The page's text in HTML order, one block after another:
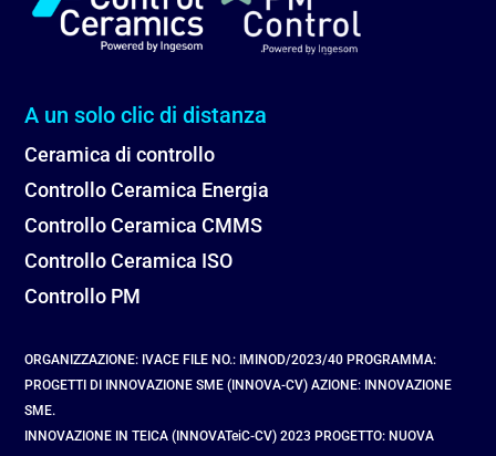
A un solo clic di distanza
Ceramica di controllo
Controllo Ceramica Energia
Controllo Ceramica CMMS
Controllo Ceramica ISO
Controllo PM
ORGANIZZAZIONE: IVACE FILE NO.: IMINOD/2023/40 PROGRAMMA:
PROGETTI DI INNOVAZIONE SME (INNOVA-CV) AZIONE: INNOVAZIONE
SME.
INNOVAZIONE IN TEICA (INNOVATeiC-CV) 2023 PROGETTO: NUOVA